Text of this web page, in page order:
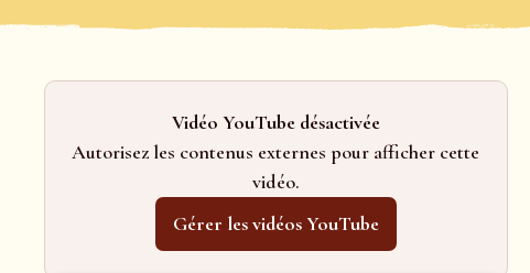
Vidéo YouTube désactivée
Autorisez les contenus externes pour afficher cette
vidéo.
Gérer les vidéos YouTube